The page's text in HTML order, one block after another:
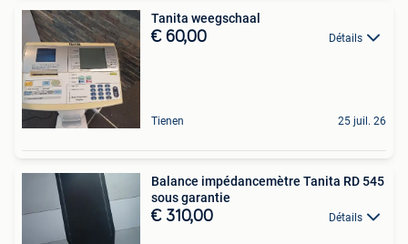
Tanita weegschaal
€ 60,00 Détails
Tienen 25 juil. 26
Balance impédancemètre Tanita RD 545
sous garantie
€ 310,00 Détails